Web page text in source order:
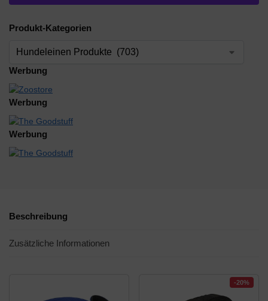
Produkt-Kategorien
Werbung
Werbung
Werbung
Beschreibung
Zusätzliche Informationen
-20%